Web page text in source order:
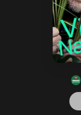
Top Charts